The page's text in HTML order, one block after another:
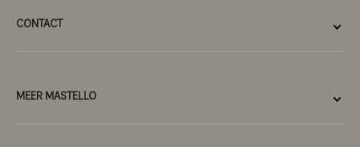
CONTACT
MEER MASTELLO